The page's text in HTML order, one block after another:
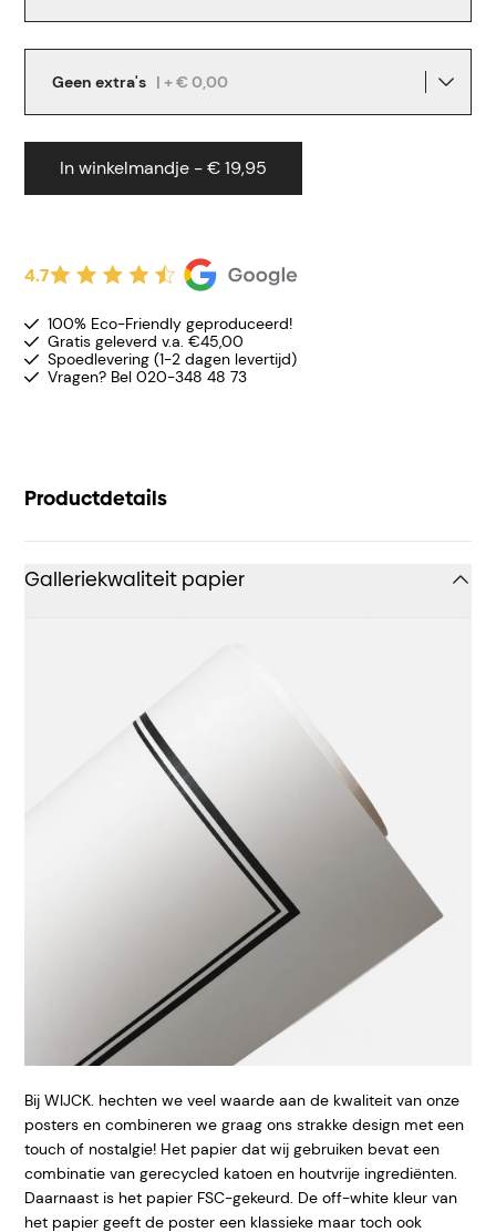
Geen extra's | + € 0,00
In winkelmandje - € 19,95
4.7
100% Eco-Friendly geproduceerd!
Gratis geleverd v.a. €45,00
Spoedlevering (1-2 dagen levertijd)
Vragen? Bel 020-348 48 73
Productdetails
Galleriekwaliteit papier
Bij WIJCK. hechten we veel waarde aan de kwaliteit van onze
posters en combineren we graag ons strakke design met een
touch of nostalgie! Het papier dat wij gebruiken bevat een
combinatie van gerecycled katoen en houtvrije ingrediënten.
Daarnaast is het papier FSC-gekeurd. De off-white kleur van
het papier geeft de poster een klassieke maar toch ook